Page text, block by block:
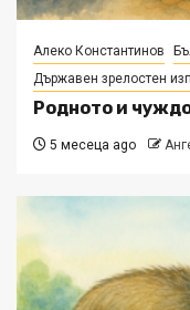
Алеко Константинов
Държавен зрелостен
Родното и
5 месеца ago